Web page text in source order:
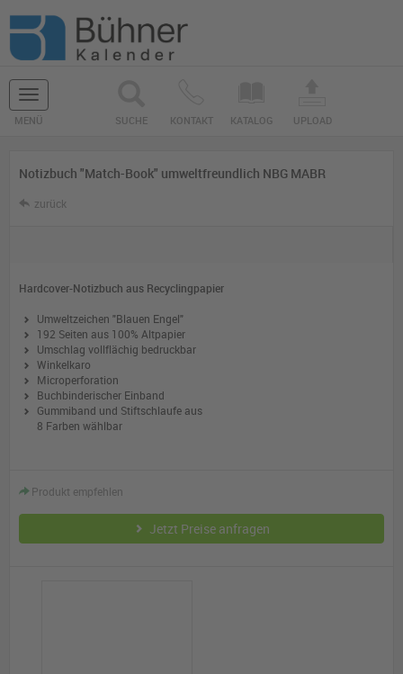
Navigation
MENÜ SUCHE KONTAKT KATALOG UPLOAD
Notizbuch "Match-Book" umweltfreundlich NBG MABR
zurück
Hardcover-Notizbuch aus Recyclingpapier
Umweltzeichen "Blauen Engel"
192 Seiten aus 100% Altpapier
Umschlag vollflächig bedruckbar
Winkelkaro
Microperforation
Buchbinderischer Einband
Gummiband und Stiftschlaufe aus
8 Farben wählbar
Produkt empfehlen
Jetzt Preise anfragen